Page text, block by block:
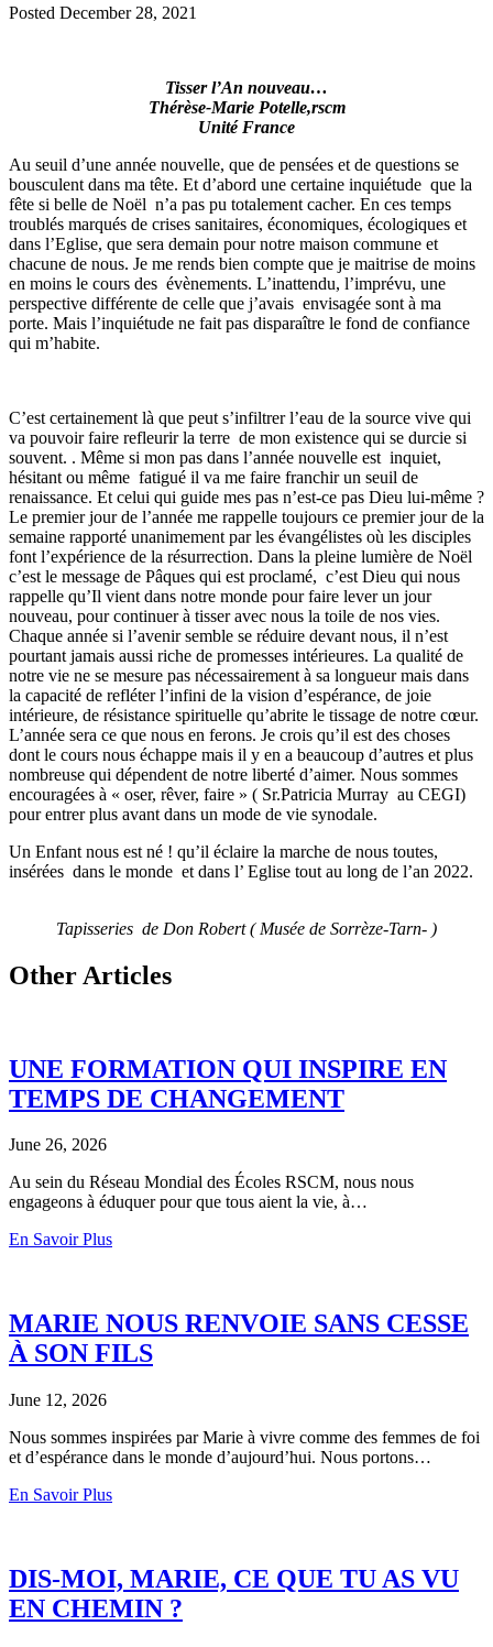
Posted December 28, 2021
Tisser l’An nouveau…
Thérèse-Marie Potelle,rscm
Unité France
Au seuil d’une année nouvelle, que de pensées et de questions se
bousculent dans ma tête. Et d’abord une certaine inquiétude que la
fête si belle de Noël n’a pas pu totalement cacher. En ces temps
troublés marqués de crises sanitaires, économiques, écologiques et
dans l’Eglise, que sera demain pour notre maison commune et
chacune de nous. Je me rends bien compte que je maitrise de moins
en moins le cours des évènements. L’inattendu, l’imprévu, une
perspective différente de celle que j’avais envisagée sont à ma
porte. Mais l’inquiétude ne fait pas disparaître le fond de confiance
qui m’habite.
C’est certainement là que peut s’infiltrer l’eau de la source vive qui
va pouvoir faire refleurir la terre de mon existence qui se durcie si
souvent. . Même si mon pas dans l’année nouvelle est inquiet,
hésitant ou même fatigué il va me faire franchir un seuil de
renaissance. Et celui qui guide mes pas n’est-ce pas Dieu lui-même ?
Le premier jour de l’année me rappelle toujours ce premier jour de la
semaine rapporté unanimement par les évangélistes où les disciples
font l’expérience de la résurrection. Dans la pleine lumière de Noël
c’est le message de Pâques qui est proclamé, c’est Dieu qui nous
rappelle qu’Il vient dans notre monde pour faire lever un jour
nouveau, pour continuer à tisser avec nous la toile de nos vies.
Chaque année si l’avenir semble se réduire devant nous, il n’est
pourtant jamais aussi riche de promesses intérieures. La qualité de
notre vie ne se mesure pas nécessairement à sa longueur mais dans
la capacité de refléter l’infini de la vision d’espérance, de joie
intérieure, de résistance spirituelle qu’abrite le tissage de notre cœur.
L’année sera ce que nous en ferons. Je crois qu’il est des choses
dont le cours nous échappe mais il y en a beaucoup d’autres et plus
nombreuse qui dépendent de notre liberté d’aimer. Nous sommes
encouragées à « oser, rêver, faire » ( Sr.Patricia Murray au CEGI)
pour entrer plus avant dans un mode de vie synodale.
Un Enfant nous est né ! qu’il éclaire la marche de nous toutes,
insérées dans le monde et dans l’ Eglise tout au long de l’an 2022.
Tapisseries de Don Robert ( Musée de Sorrèze-Tarn- )
Other Articles
UNE FORMATION QUI INSPIRE EN
TEMPS DE CHANGEMENT
June 26, 2026
Au sein du Réseau Mondial des Écoles RSCM, nous nous
engageons à éduquer pour que tous aient la vie, à…
En Savoir Plus
MARIE NOUS RENVOIE SANS CESSE
À SON FILS
June 12, 2026
Nous sommes inspirées par Marie à vivre comme des femmes de foi
et d’espérance dans le monde d’aujourd’hui. Nous portons…
En Savoir Plus
DIS-MOI, MARIE, CE QUE TU AS VU
EN CHEMIN ?